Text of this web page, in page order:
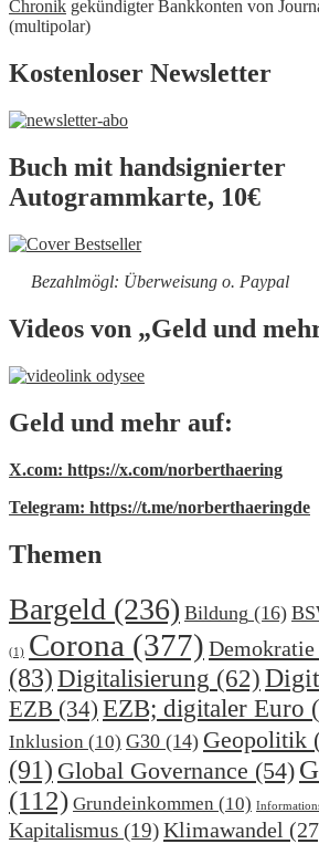
Chronik gekündigter Bankkonten von
(multipolar)
Kostenloser Newsletter
Buch mit handsignierter
Autogrammkarte, 10€
Bezahlmögl: Überweisung o. Paypal
Videos von „Geld und
Geld und mehr auf:
X.com: https://x.com/norberthaering
Telegram: https://t.me/norberthaeringde
Themen
Bargeld (236) Bildung (16)
(1) Corona (377) Demokratie
(83) Digitalisierung (62)
EZB (34) EZB; digitaler Euro
Inklusion (10) G30 (14) Geopolitik
(91) Global Governance (54)
(112) Grundeinkommen (10)
Kapitalismus (19)Klimawandel